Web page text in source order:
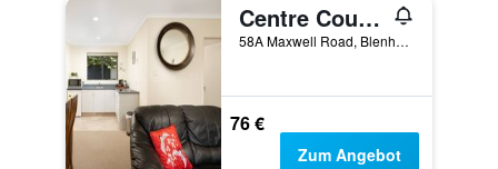
Centre Court Motel
58A Maxwell Road, Blenheim, Neuseeland
76 €
Zum Angebot